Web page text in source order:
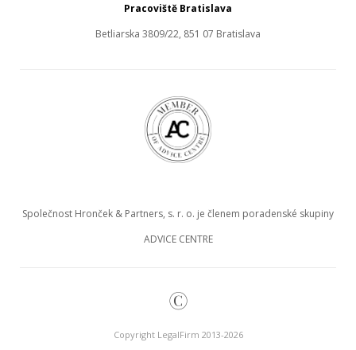
Pracoviště Bratislava
Betliarska 3809/22, 851 07 Bratislava
Společnost Hronček & Partners, s. r. o. je členem poradenské skupiny
ADVICE CENTRE
©
Copyright LegalFirm 2013-2026